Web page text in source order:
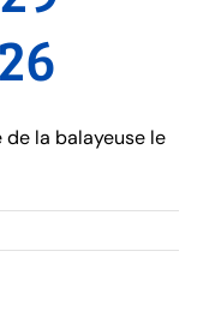
de la balayeuse le